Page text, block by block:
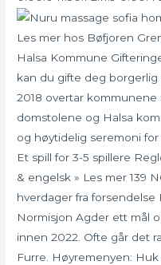
Les mer hos Bøfjoren
Halsa Kommune
kan du gifte deg borgerlig
2018 overtar kommunene
domstolene og Halsa
og høytidelig seremoni for
Et spill for 3-5 spillere
& engelsk » Les mer 139
hverdager fra forsendelse
Normisjon Agder ett mål
innen 2022. Ofte går det
Furre. Høyremenyen: